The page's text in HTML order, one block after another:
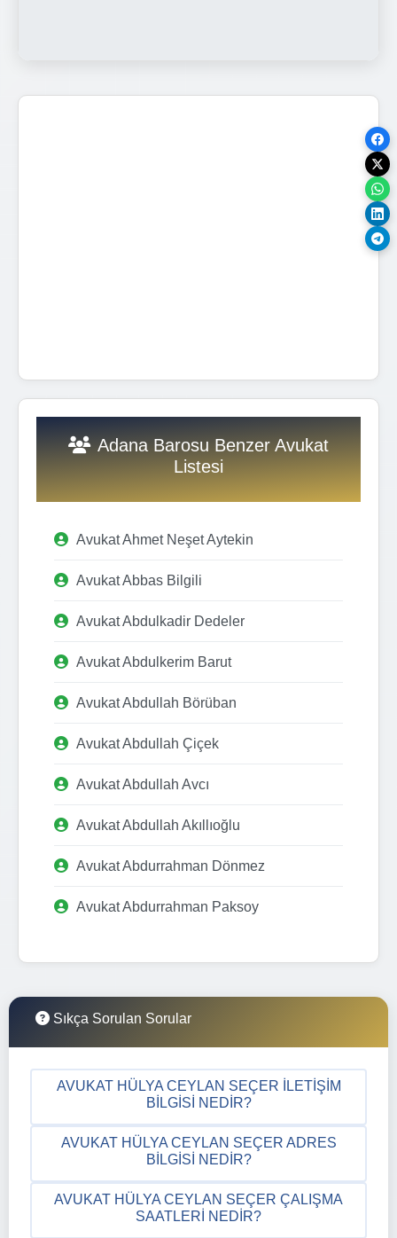
Adana Barosu Benzer Avukat
Listesi
Avukat Ahmet Neşet Aytekin
Avukat Abbas Bilgili
Avukat Abdulkadir Dedeler
Avukat Abdulkerim Barut
Avukat Abdullah Börüban
Avukat Abdullah Çiçek
Avukat Abdullah Avcı
Avukat Abdullah Akıllıoğlu
Avukat Abdurrahman Dönmez
Avukat Abdurrahman Paksoy
Sıkça Sorulan Sorular
AVUKAT HÜLYA CEYLAN SEÇER İLETIŞIM
BILGISI NEDIR?
AVUKAT HÜLYA CEYLAN SEÇER ADRES
BILGISI NEDIR?
AVUKAT HÜLYA CEYLAN SEÇER ÇALIŞMA
SAATLERI NEDIR?